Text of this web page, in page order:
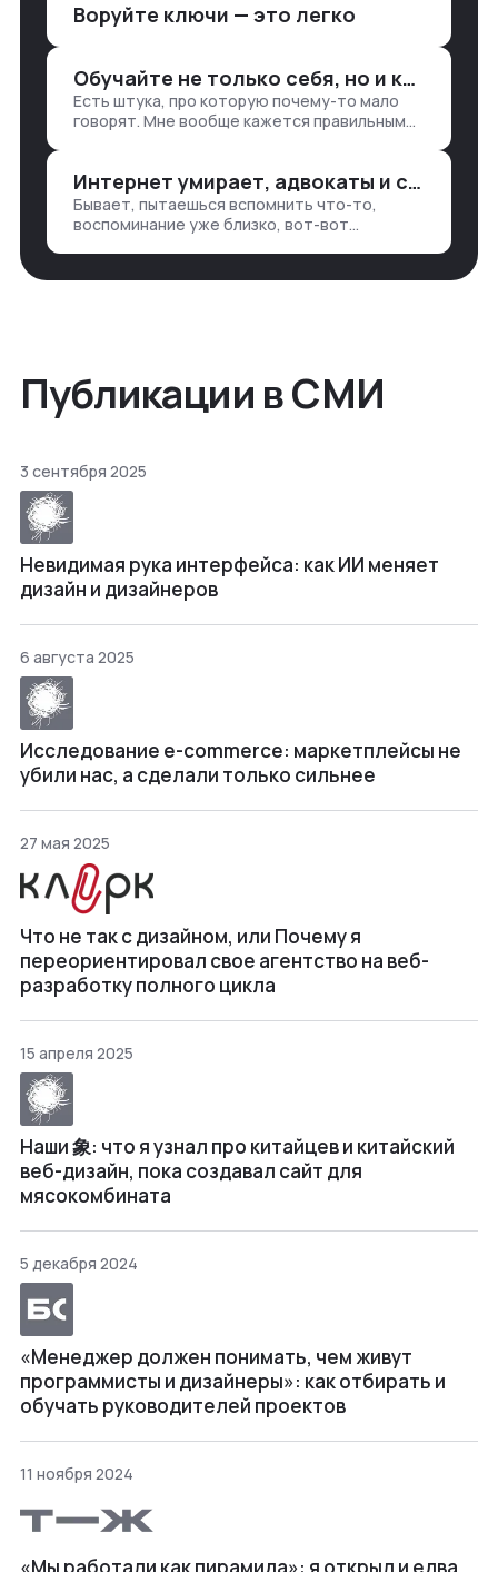
аналитикой лет 15 назад, нужно было:
продажи, заявки, прогресс по проекту
— все ручками
Воруйте ключи — это легко
Обучайте не только себя, но и клиентов
Есть штука, про которую почему-то мало
говорят. Мне вообще кажется правильным
хватаешь у клиента: е…
Интернет умирает, адвокаты и судьи в растерянности, а я хочу песню
Бывает, пытаешься вспомнить что-то,
воспоминание уже близко, вот-вот
неделями, если сильно не повезе…
Публикации в СМИ
3 сентября 2025
Невидимая рука интерфейса: как ИИ меняет
дизайн и дизайнеров
6 августа 2025
Исследование e-commerce: маркетплейсы не
убили нас, а сделали только сильнее
27 мая 2025
Что не так с дизайном, или Почему я
переориентировал свое агентство на веб-
разработку полного цикла
15 апреля 2025
Наши 象: что я узнал про китайцев и китайский
веб-дизайн, пока создавал сайт для
мясокомбината
5 декабря 2024
«Менеджер должен понимать, чем живут
программисты и дизайнеры»: как отбирать и
обучать руководителей проектов
11 ноября 2024